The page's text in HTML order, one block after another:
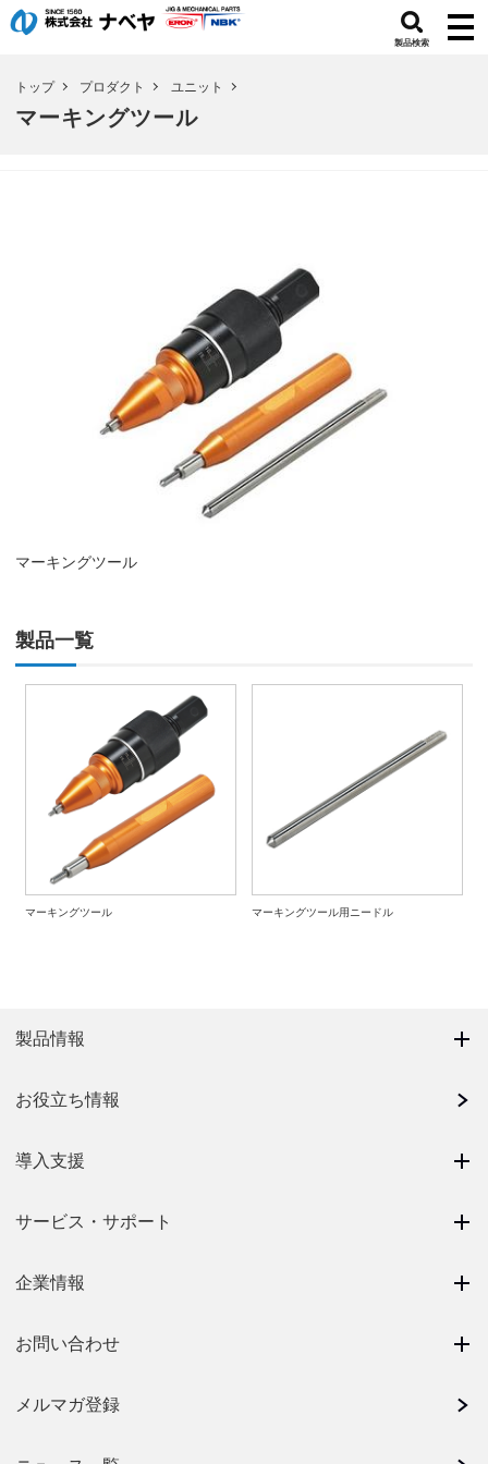
製品検索
トップ プロダクト ユニット
マーキングツール
マーキングツール
製品一覧
マーキングツール マーキングツール用ニードル
製品情報
お役立ち情報
導入支援
サービス・サポート
企業情報
お問い合わせ
メルマガ登録